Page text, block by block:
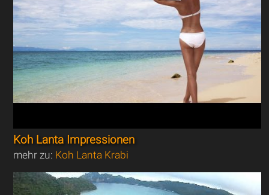
Koh Lanta Impressionen
mehr zu: Koh Lanta Krabi